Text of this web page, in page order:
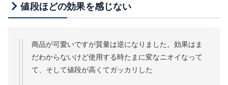
値段ほどの効果を感じない
商品が可愛いですが質量は逆になりました。効果はま
だわからないけど使用する時たまに変なニオイなって
て、そして値段が高くてガッカリした